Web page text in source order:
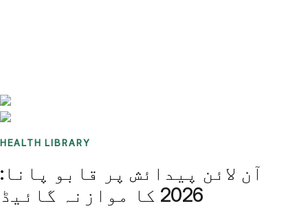
HEALTH LIBRARY
آن لائن پیدائش پر قابو پانا:
2026 کا موازنہ گائیڈ